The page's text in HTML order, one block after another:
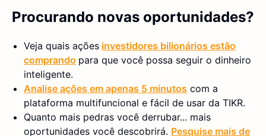
Procurando novas oportunidades?
Veja quais ações investidores bilionários estão
comprando para que você possa seguir o dinheiro
inteligente.
Analise ações em apenas 5 minutos com a
plataforma multifuncional e fácil de usar da TIKR.
Quanto mais pedras você derrubar... mais
oportunidades você descobrirá. Pesquise mais de